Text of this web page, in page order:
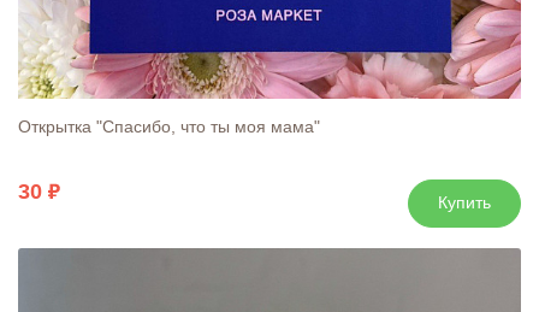
Открытка "Спасибо, что ты моя мама"
30 Купить